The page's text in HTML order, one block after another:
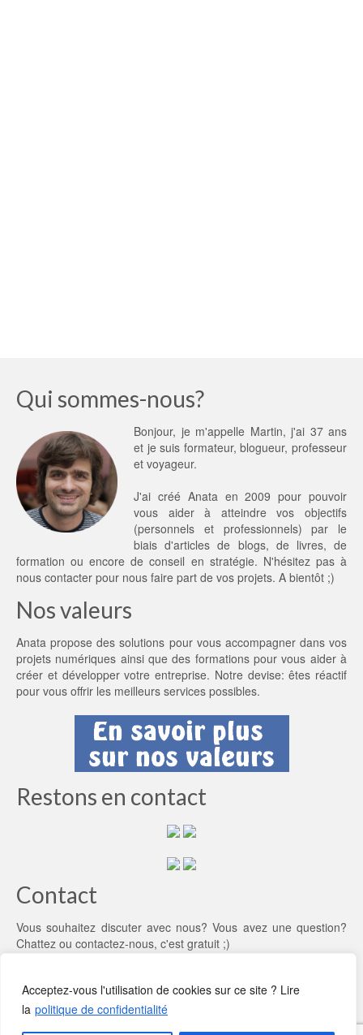
Acceptez-vous l'utilisation de cookies sur ce site ? Lire
la politique de confidentialité
Qui sommes-nous?
Bonjour, je m'appelle Martin, j'ai 37 ans
et je suis formateur, blogueur, professeur
et voyageur.
J'ai créé Anata en 2009 pour pouvoir
vous aider à atteindre vos objectifs
(personnels et professionnels) par le
biais d'articles de blogs, de livres, de
formation ou encore de conseil en stratégie. N'hésitez pas à
nous contacter pour nous faire part de vos projets. A bientôt ;)
Nos valeurs
Anata propose des solutions pour vous accompagner dans vos
projets numériques ainsi que des formations pour vous aider à
créer et développer votre entreprise. Notre devise: êtes réactif
pour vous offrir les meilleurs services possibles.
Restons en contact
Contact
Vous souhaitez discuter avec nous? Vous avez une question?
Chattez ou contactez-nous, c'est gratuit ;)
Qui sommes-nous? CGV Rencontrons-nous